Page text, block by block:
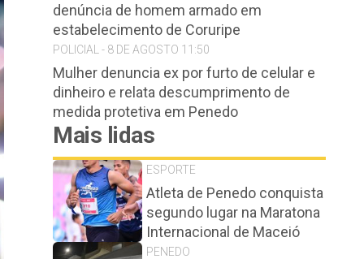
denúncia de homem armado em
estabelecimento de Coruripe
POLICIAL - 8 DE AGOSTO 11:50
Mulher denuncia ex por furto de celular e
dinheiro e relata descumprimento de
medida protetiva em Penedo
Mais lidas
ESPORTE
Atleta de Penedo conquista
segundo lugar na Maratona
Internacional de Maceió
PENEDO